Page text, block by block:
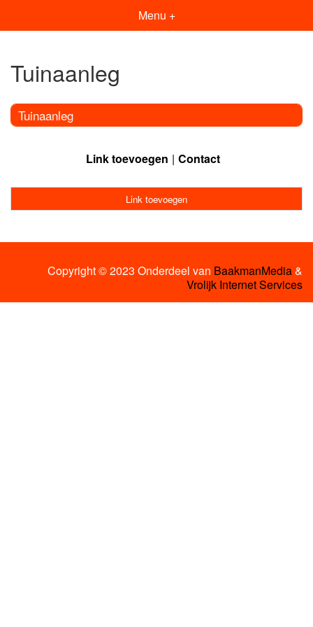
Menu +
Tuinaanleg
Tuinaanleg
Link toevoegen Contact
Link toevoegen
Copyright © 2023 Onderdeel van BaakmanMedia&
Vrolijk Internet Services